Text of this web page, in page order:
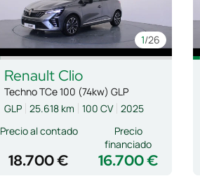
1/26
Renault Clio
Techno TCe 100 (74kw) GLP
GLP 25.618 km 100 CV 2025
Precio al contado
18.700 € 16.700 €
Precio
financiado